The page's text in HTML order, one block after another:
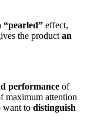
“pearled” effect,
the product an
performance of
maximum attention
want to distinguish